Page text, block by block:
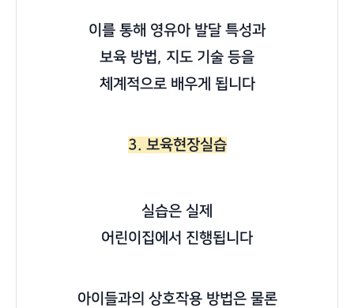
이를 통해 영유아 발달 특성과
보육 방법, 지도 기술 등을
체계적으로 배우게 됩니다
3. 보육현장실습
실습은 실제
어린이집에서 진행됩니다
아이들과의 상호작용 방법은 물론